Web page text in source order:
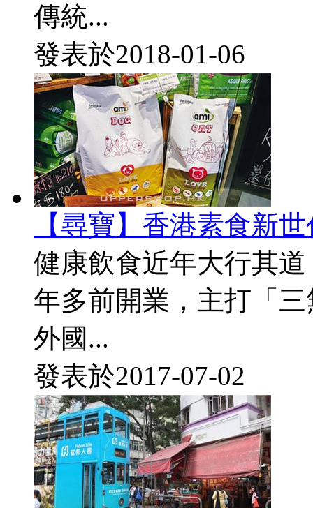
傳統...
發表於2018-01-06
【尋寶】香港素食新
健康飲食近年大行其
年多前開業，主打「
外國...
發表於2017-07-02